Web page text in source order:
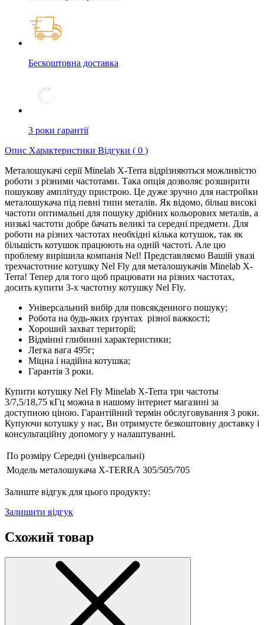
Бескоштовна доставка
3 роки гарантії
Опис Характеристики Відгуки ( 0 )
Металошукачі серії Minelab X-Terra відрізняються можливістю
роботи з різними частотами. Така опція дозволяє розширити
пошукову амплітуду пристрою. Це дуже зручно для настройки
металошукача під певні типи металів. Як відомо, більш високі
частоти оптимальні для пошуку дрібних кольорових металів, а
низькі частоти добре бачать великі та середні предмети. Для
роботи на різних частотах необхідні кілька котушок, так як
більшість котушок працюють на одній частоті. Але цю
проблему вирішила компанія Nel! Представляємо Вашій увазі
трехчастотние котушку Nel Fly для металошукачів Minelab X-
Terra! Тепер для того щоб працювати на різних частотах,
досить купити 3-х частотну котушку Nel Fly.
Універсальний вибір для повсякденного пошуку;
Робота на будь-яких ґрунтах різної важкості;
Хороший захват території;
Відмінні глибинні характеристики;
Легка вага 495г;
Міцна і надійна котушка;
Гарантія 3 роки.
Купити котушку Nel Fly Minelab X-Terra три частоты
3/7,5/18,75 кГц можна в нашому інтернет магазині за
доступною ціною. Гарантійний термін обслуговування 3 роки.
Купуючи котушку у нас, Ви отримуєте безкоштовну доставку і
консультаційну допомогу у налаштуванні.
По розміру Середні (універсальні)
Модель металошукача X-TERRA 305/505/705
Залиште відгук для цього продукту:
Залишити відгук
Схожий товар